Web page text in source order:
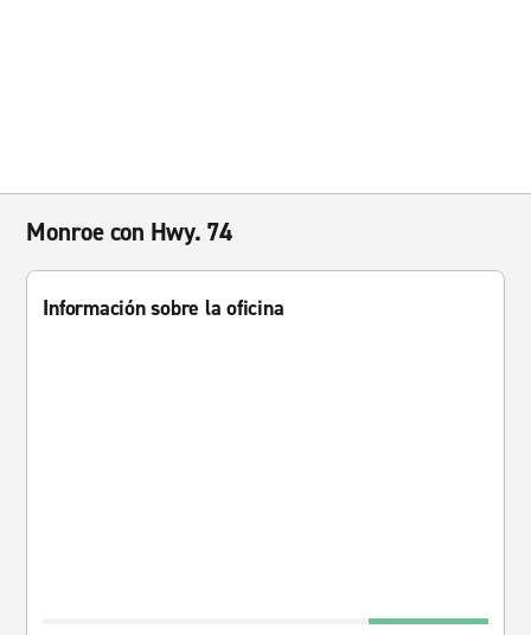
Monroe con Hwy. 74
Información sobre la oficina